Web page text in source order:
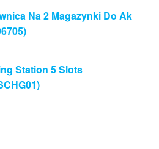
Na 2 Magazynki Do Ak
Station 5 Slots